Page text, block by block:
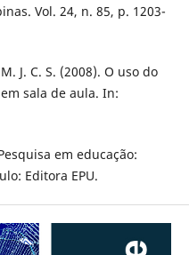
Vol. 24, n. 85, p. 1203-
J. C. S. (2008). O uso do
sala de aula. In:
em educação:
Editora EPU.